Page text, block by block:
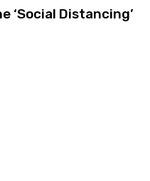
‘Social Distancing’